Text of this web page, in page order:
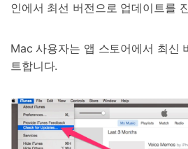
인에서 최선 버전으로 업데이트를
Mac 사용자는 앱 스토어에서 최신
트합니다.